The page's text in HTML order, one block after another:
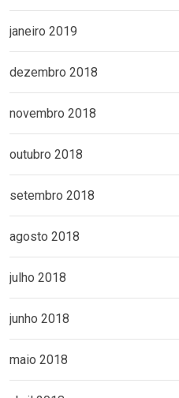
janeiro 2019
dezembro 2018
novembro 2018
outubro 2018
setembro 2018
agosto 2018
julho 2018
junho 2018
maio 2018